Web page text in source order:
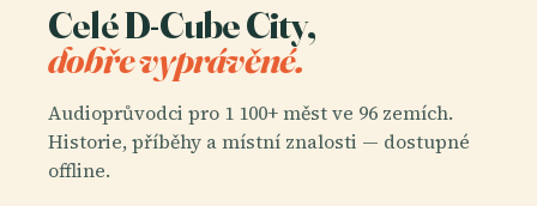
Celé D-Cube City,
dobře vyprávěné.
Audioprůvodci pro 1 100+ měst ve 96 zemích.
Historie, příběhy a místní znalosti — dostupné
offline.